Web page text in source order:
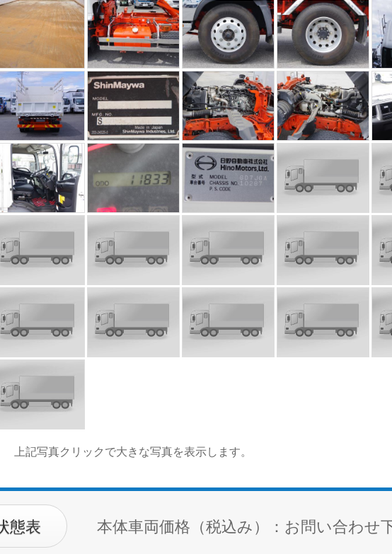
上記写真クリックで大きな写真を表示します。
態表 本体車両価格（税込み）： お問い合わせ